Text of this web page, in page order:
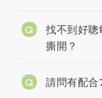
找不到好聰
撕開？
請問有配合